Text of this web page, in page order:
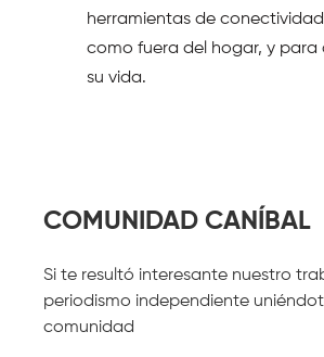
herramientas de
como fuera del hogar, y
su vida.
COMUNIDAD CANÍBAL
Si te resultó interesante nuestro
periodismo independiente
comunidad